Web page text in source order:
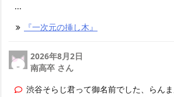
...
『一次元の挿し木』
2026年8月2日
南高卒 さん
渋谷そらじ君って御名前でした、らん